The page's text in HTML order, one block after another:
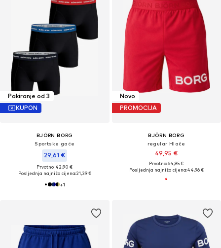
Pakiranje od 3
KUPON
BJÖRN BORG
Sportske gaće
29,61 €
Prvotno: 42,90 €
Posljednja najniža cijena:21,39 €
+1
Novo
PROMOCIJA
BJÖRN BORG
regular Hlače
49,95 €
Prvotno: 64,95 €
Posljednja najniža cijena:44,96 €